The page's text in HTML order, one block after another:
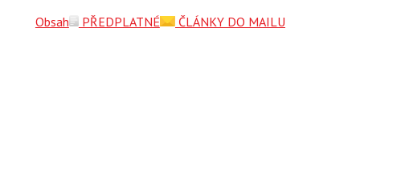
Obsah PŘEDPLATNÉ ČLÁNKY DO MAILU